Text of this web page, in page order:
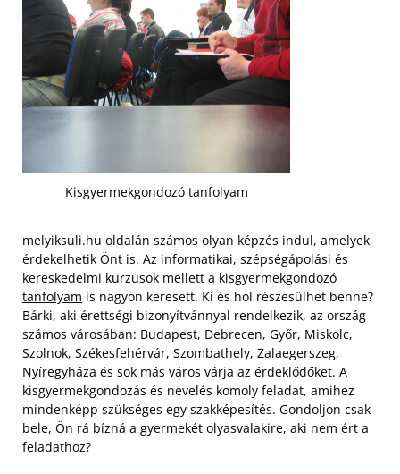
Kisgyermekgondozó tanfolyam
melyiksuli.hu oldalán számos olyan képzés indul, amelyek
érdekelhetik Önt is. Az informatikai, szépségápolási és
kereskedelmi kurzusok mellett a kisgyermekgondozó
tanfolyam is nagyon keresett. Ki és hol részesülhet benne?
Bárki, aki érettségi bizonyítvánnyal rendelkezik, az ország
számos városában: Budapest, Debrecen, Győr, Miskolc,
Szolnok, Székesfehérvár, Szombathely, Zalaegerszeg,
Nyíregyháza és sok más város várja az érdeklődőket. A
kisgyermekgondozás és nevelés komoly feladat, amihez
mindenképp szükséges egy szakképesítés. Gondoljon csak
bele, Ön rá bízná a gyermekét olyasvalakire, aki nem ért a
feladathoz?